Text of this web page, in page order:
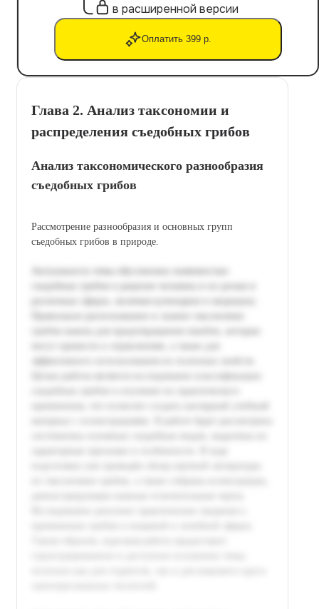
в расширенной версии
Оплатить 399 р.
Глава 2. Анализ таксономии и
распределения съедобных грибов
Анализ таксономического разнообразия
съедобных грибов
Рассмотрение разнообразия и основных групп
съедобных грибов в природе.